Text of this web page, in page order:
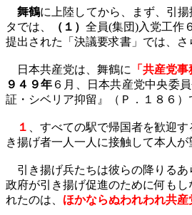
舞鶴に上陸してから、まず、引
タでは、
（１）全員(集団)入党工作
提出された「決議要求書」では、さ
日本共産党は、舞鶴に 「共産党事
９４９年 ６月、日本共産党中央委
証・シベリア抑留』（Ｐ．１８６）
１ 、すべての駅で帰国者を歓迎す
き揚げ者一人一人に接触して本人が
引き揚げ兵たちは彼らの降りるあ
政府が引き揚げ促進のために何も
れたのは、 ほかならぬわれわれ共